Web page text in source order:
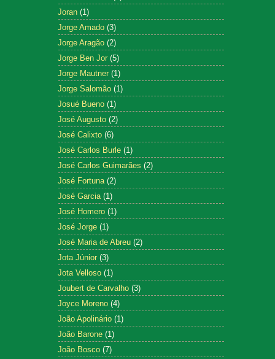
Joran (1)
Jorge Amado (3)
Jorge Aragão (2)
Jorge Ben Jor (5)
Jorge Mautner (1)
Jorge Salomão (1)
Josué Bueno (1)
José Augusto (2)
José Calixto (6)
José Carlos Burle (1)
José Carlos Guimarães (2)
José Fortuna (2)
José Garcia (1)
José Homero (1)
José Jorge (1)
José Maria de Abreu (2)
Jota Júnior (3)
Jota Velloso (1)
Joubert de Carvalho (3)
Joyce Moreno (4)
João Apolinário (1)
João Barone (1)
João Bosco (7)